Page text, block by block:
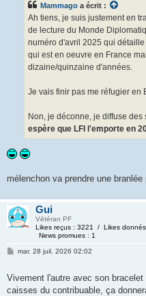
Mammago a écrit :
Ah tiens, je suis justement en
de lecture du Monde
numéro d'avril 2025 qui
qui est en oeuvre en France
dizaine/quinzaine d'années.
Je vais finir pas me réfugier en
Non, je déconne, je diffuse
espère que LFI l'emporte en
mélenchon va prendre une
Gui
Vétéran PF
Likes reçus : 3221 / Likes
News promues : 1
mar. 28 juil. 2026 02:02
Vivement l'autre avec son
caisses du contribuable, ça